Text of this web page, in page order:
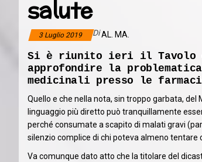
salute
3 Luglio 2019 DiAL. MA.
Si è riunito ieri il Tavolo
approfondire la
medicinali presso le
Quello e che nella nota, sin troppo garbata,
linguaggio più diretto può tranquillamente
perché consumate a scapito di malati gravi
silenzio complice di chi poteva almeno tentare
Va comunque dato atto che la titolare del